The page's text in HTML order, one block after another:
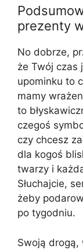
prezenty
No dobrze,
że Twój czas
upominku to
mamy
to
czegoś
czy chcesz
dla kogoś
twarzy i
Słuchajcie,
żeby
po tygodniu.
Swoją drogą,